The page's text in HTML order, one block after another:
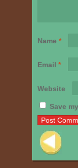
Name *
Email *
Website
Save
Post